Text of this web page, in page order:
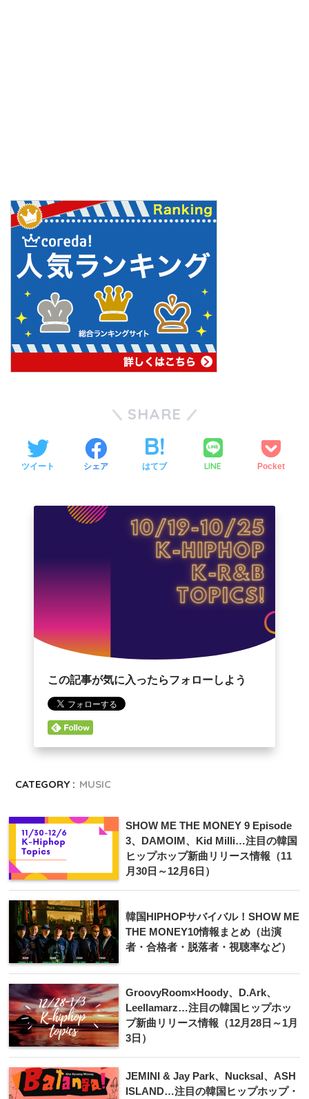
SHARE
ツイート シェア はてブ LINE Pocket
この記事が気に入ったらフォローしよう
CATEGORY : MUSIC
SHOW ME THE MONEY 9 Episode
3、DAMOIM、Kid Milli…注目の韓国
ヒップホップ新曲リリース情報（11
月30日～12月6日）
韓国HIPHOPサバイバル！SHOW ME
THE MONEY10情報まとめ（出演
者・合格者・脱落者・視聴率など）
GroovyRoom×Hoody、D.Ark、
Leellamarz…注目の韓国ヒップホッ
プ新曲リリース情報（12月28日～1月
3日）
JEMINI & Jay Park、Nucksal、ASH
ISLAND…注目の韓国ヒップホップ・